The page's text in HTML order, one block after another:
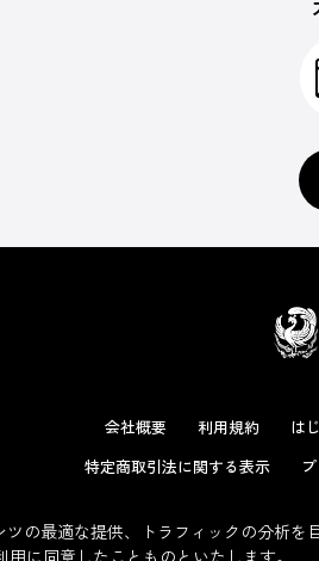
会社概要 利用規約 は
特定商取引法に関する表示
の最適な提供、トラフィックの分析を